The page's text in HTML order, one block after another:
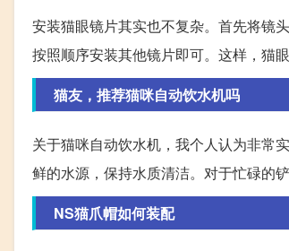
安装猫眼镜片其实也不复杂。首先将镜
按照顺序安装其他镜片即可。这样，猫
猫友，推荐猫咪自动饮水机吗
关于猫咪自动饮水机，我个人认为非常
鲜的水源，保持水质清洁。对于忙碌的
NS猫爪帽如何装配